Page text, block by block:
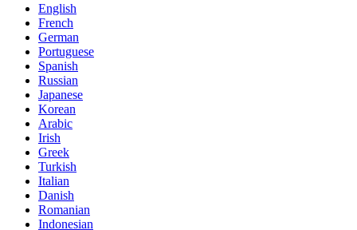
English
French
German
Portuguese
Spanish
Russian
Japanese
Korean
Arabic
Irish
Greek
Turkish
Italian
Danish
Romanian
Indonesian